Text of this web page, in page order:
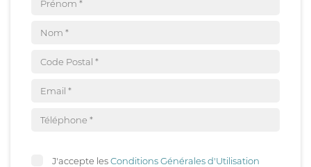
J'accepte lesConditions Générales d'Utilisation